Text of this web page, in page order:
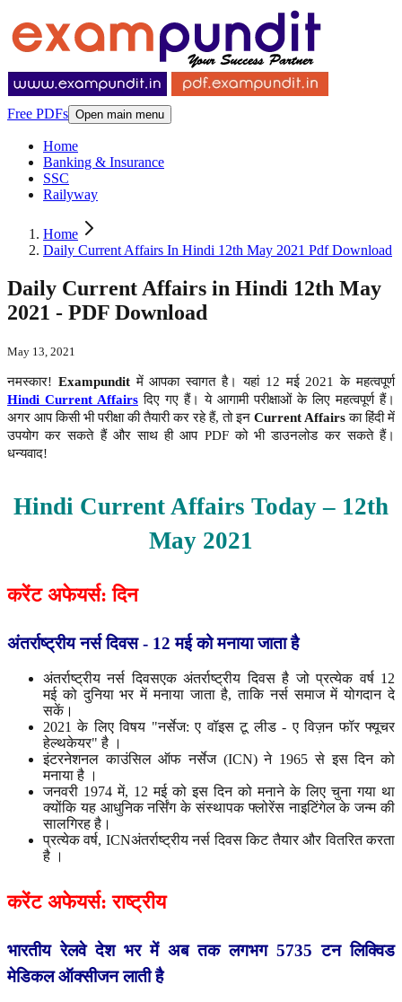
Free PDFs Open main menu
Home
Banking & Insurance
SSC
Railyway
Home
Daily Current Affairs In Hindi 12th May 2021 Pdf Download
Daily Current Affairs in Hindi 12th May
2021 - PDF Download
May 13, 2021
नमस्कार! Exampunditमें आपका स्वागत है। यहां 12 मई 2021 के महत्वपूर्ण
Hindi Current Affairs दिए गए हैं। ये आगामी परीक्षाओं के लिए महत्वपूर्ण हैं।
अगर आप किसी भी परीक्षा की तैयारी कर रहे हैं, तो इन Current Affairsका हिंदी में
उपयोग कर सकते हैं और साथ ही आप PDF को भी डाउनलोड कर सकते हैं।
धन्यवाद!
Hindi Current Affairs Today – 12th
May 2021
करेंट अफेयर्स:दिन
अंतर्राष्ट्रीय नर्स दिवस- 12मई को मनाया जाता है
अंतर्राष्ट्रीय नर्स दिवसएक अंतर्राष्ट्रीय दिवस है जो प्रत्येक वर्ष 12
मई को दुनिया भर में मनाया जाता है, ताकि नर्स समाज में योगदान दे
सकें।
2021 के लिए विषय "नर्सेज: ए वॉइस टू लीड - ए विज़न फॉर फ्यूचर
हेल्थकेयर" है ।
इंटरनेशनल काउंसिल ऑफ नर्सेज (ICN) ने 1965 से इस दिन को
मनाया है ।
जनवरी 1974 में, 12 मई को इस दिन को मनाने के लिए चुना गया था
क्योंकि यह आधुनिक नर्सिंग के संस्थापक फ्लोरेंस नाइटिंगेल के जन्म की
सालगिरह है।
प्रत्येक वर्ष, ICNअंतर्राष्ट्रीय नर्स दिवस किट तैयार और वितरित करता
है ।
करेंट अफेयर्स:राष्ट्रीय
भारतीय रेलवे देश भर में अब तक लगभग5735टन लिक्विड
मेडिकल ऑक्सीजन लाती है